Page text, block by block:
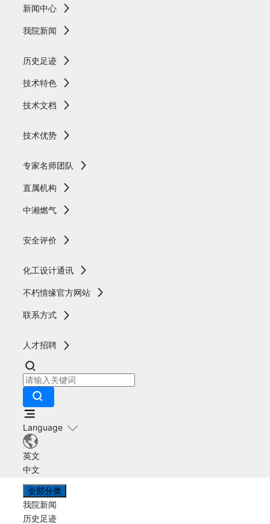
新闻中心
我院新闻
历史足迹
技术特色
技术文档
技术优势
专家名师团队
直属机构
中湘燃气
安全评价
化工设计通讯
不朽情缘官方网站
联系方式
人才招聘
Language
英文
中文
全部分类
我院新闻
历史足迹